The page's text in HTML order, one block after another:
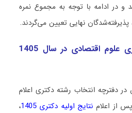
در ادامه با توجه به مجموع نمره
نهایی تعیین می‌گردند.
ظرفیت آزمون دکتری ﻋﻠﻮم اﻗﺘﺼﺎدی در سال 1405
دفترچه انتخاب رشته دکتری اعلام
از اعلام نتایج اولیه دکتری 1405
،